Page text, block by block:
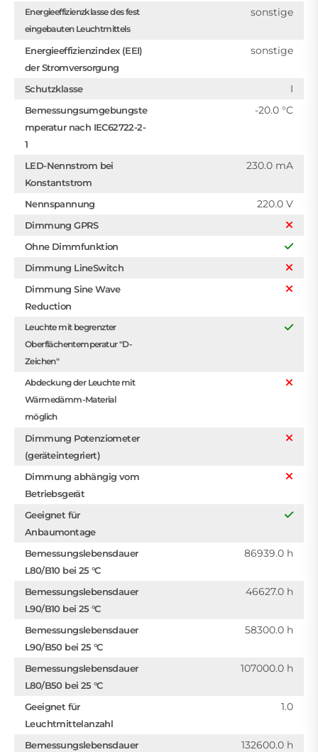
Energieeffizienzklasse des fest
eingebauten Leuchtmittels
sonstige
Energieeffizienzindex (EEI)
der Stromversorgung
sonstige
Schutzklasse I
Bemessungsumgebungste
mperatur nach IEC62722-2-
1
-20.0 °C
LED-Nennstrom bei
Konstantstrom
230.0 mA
Nennspannung 220.0 V
Dimmung GPRS
Ohne Dimmfunktion
Dimmung LineSwitch
Dimmung Sine Wave
Reduction
Leuchte mit begrenzter
Oberflächentemperatur "D-
Zeichen"
Abdeckung der Leuchte mit
Wärmedämm-Material
möglich
Dimmung Potenziometer
(geräteintegriert)
Dimmung abhängig vom
Betriebsgerät
Geeignet für
Anbaumontage
Bemessungslebensdauer
L80/B10 bei 25 °C
86939.0 h
Bemessungslebensdauer
L90/B10 bei 25 °C
46627.0 h
Bemessungslebensdauer
L90/B50 bei 25 °C
58300.0 h
Bemessungslebensdauer
L80/B50 bei 25 °C
107000.0 h
Geeignet für
Leuchtmittelanzahl
1.0
Bemessungslebensdauer 132600.0 h